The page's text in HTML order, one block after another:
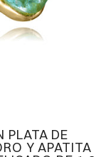
PLATA DE
Y APATITA